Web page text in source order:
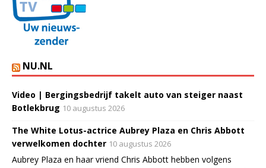
NU.NL
Video | Bergingsbedrijf takelt auto van steiger naast
Botlekbrug 10 augustus 2026
The White Lotus-actrice Aubrey Plaza en Chris Abbott
verwelkomen dochter 10 augustus 2026
Aubrey Plaza en haar vriend Chris Abbott hebben volgens